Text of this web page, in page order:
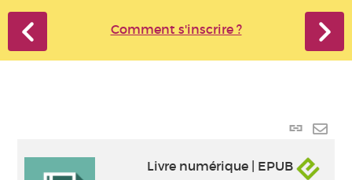
Comment s'inscrire ?
Lien
Livre numérique | EPUB